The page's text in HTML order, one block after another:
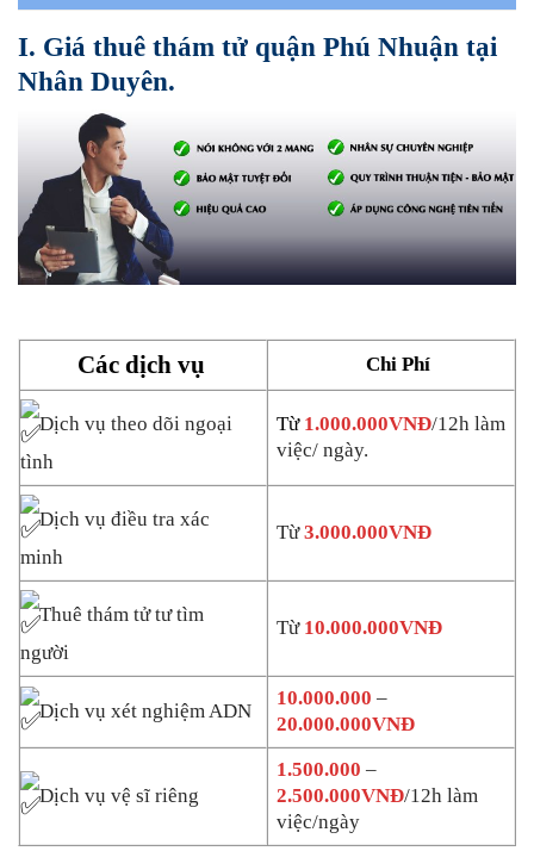
I. Giá thuê thám tử quận Phú Nhuận tại
Nhân Duyên.
Các dịch vụ Chi Phí
Dịch vụ theo dõi ngoại
tình
Từ1.000.000VNĐ/12h làm
việc/ ngày.
Dịch vụ điều tra xác
minh
Từ3.000.000VNĐ
Thuê thám tử tư tìm
người
Từ 10.000.000VNĐ
Dịch vụ xét nghiệm ADN
10.000.000 –
20.000.000VNĐ
Dịch vụ vệ sĩ riêng
1.500.000 –
2.500.000VNĐ/12h làm
việc/ngày